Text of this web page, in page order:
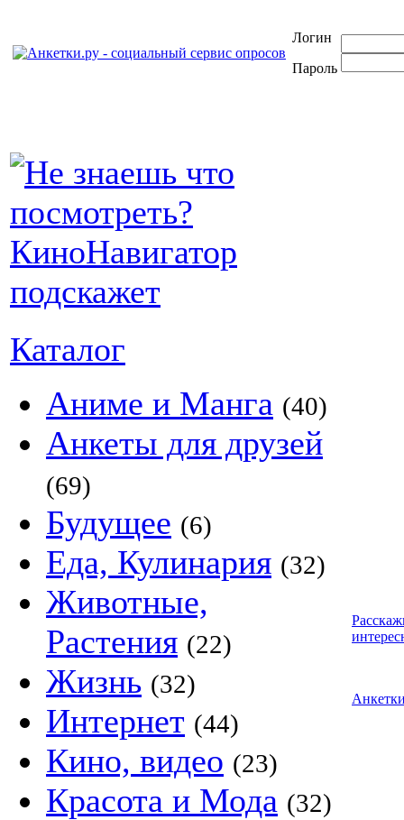
Логин
Пароль
Каталог
Аниме и Манга (40)
Анкеты для друзей
(69)
Будущее (6)
Еда, Кулинария (32)
Животные,
Растения (22)
Жизнь (32)
Интернет (44)
Кино, видео (23)
Красота и Мода (32)